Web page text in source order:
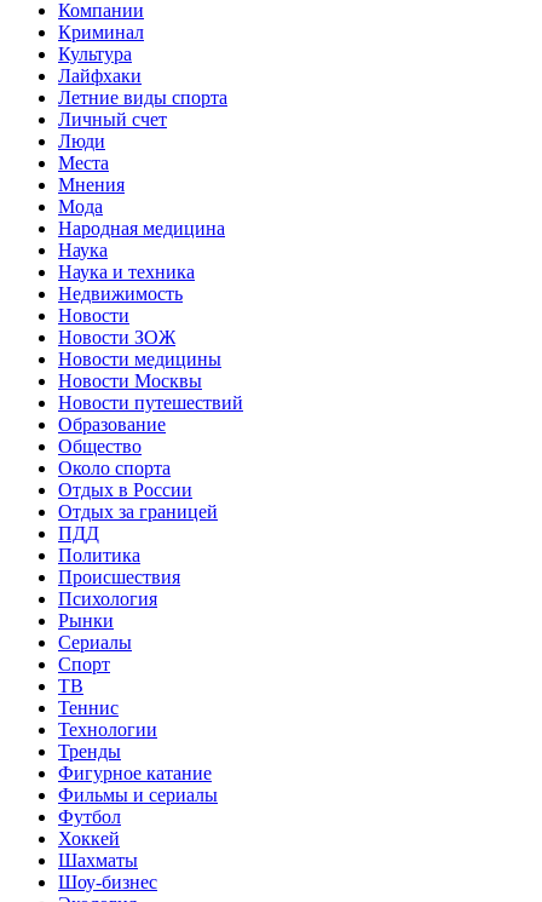
Компании
Криминал
Культура
Лайфхаки
Летние виды спорта
Личный счет
Люди
Места
Мнения
Мода
Народная медицина
Наука
Наука и техника
Недвижимость
Новости
Новости ЗОЖ
Новости медицины
Новости Москвы
Новости путешествий
Образование
Общество
Около спорта
Отдых в России
Отдых за границей
ПДД
Политика
Происшествия
Психология
Рынки
Сериалы
Спорт
ТВ
Теннис
Технологии
Тренды
Фигурное катание
Фильмы и сериалы
Футбол
Хоккей
Шахматы
Шоу-бизнес